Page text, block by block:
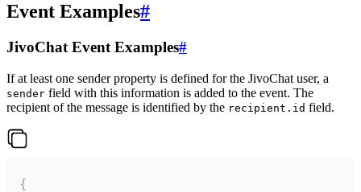
Event Examples#
JivoChat Event Examples#
If at least one sender property is defined for the JivoChat user, a
sender field with this information is added to the event. The
recipient of the message is identified by the recipient.id field.
{